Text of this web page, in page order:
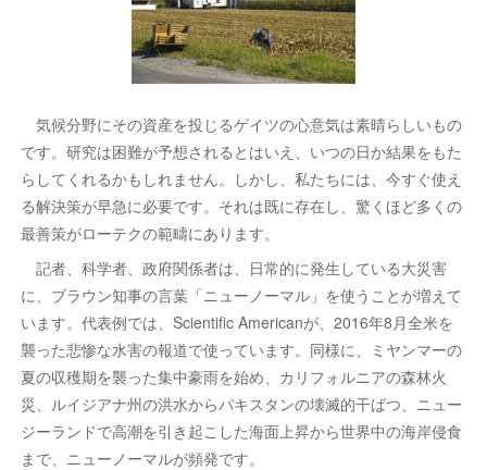
気候分野にその資産を投じるゲイツの心意気は素晴らしいもの
です。研究は困難が予想されるとはいえ、いつの日か結果をもた
らしてくれるかもしれません。しかし、私たちには、今すぐ使え
る解決策が早急に必要です。それは既に存在し、驚くほど多くの
最善策がローテクの範疇にあります。
記者、科学者、政府関係者は、日常的に発生している大災害
に、ブラウン知事の言葉「ニューノーマル」を使うことが増えて
います。代表例では、Scientific Americanが、2016年8月全米を
襲った悲惨な水害の報道で使っています。同様に、ミヤンマーの
夏の収穫期を襲った集中豪雨を始め、カリフォルニアの森林火
災、ルイジアナ州の洪水からパキスタンの壊滅的干ばつ、ニュー
ジーランドで高潮を引き起こした海面上昇から世界中の海岸侵食
まで、ニューノーマルが頻発です。